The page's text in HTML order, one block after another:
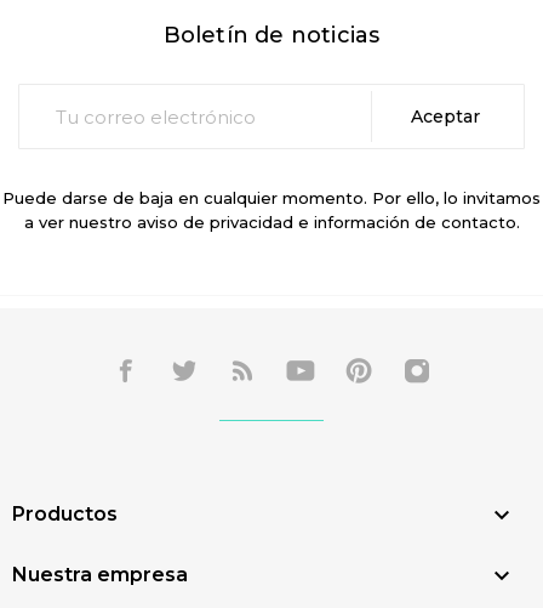
Boletín de noticias
Puede darse de baja en cualquier momento. Por ello, lo invitamos
a ver nuestro aviso de privacidad e información de contacto.
Productos 
Nuestra empresa 